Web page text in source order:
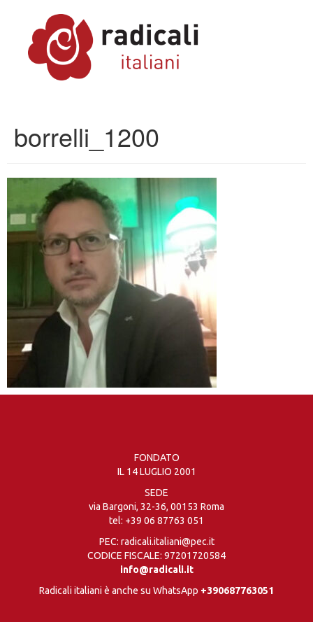
borrelli_1200
FONDATO
IL 14 LUGLIO 2001
SEDE
via Bargoni, 32-36, 00153 Roma
tel: +39 06 87763 051
PEC: radicali.italiani@pec.it
CODICE FISCALE: 97201720584
info@radicali.it
Radicali italiani è anche su WhatsApp +390687763051